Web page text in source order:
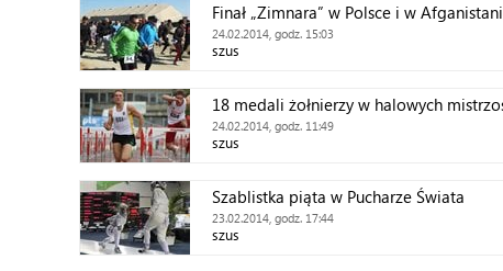
Finał „Zimnara” w Polsce i w
24.02.2014, godz. 15:03
szus
18 medali żołnierzy w halowych
24.02.2014, godz. 11:49
szus
Szablistka piąta w Pucharze Świata
23.02.2014, godz. 17:44
szus